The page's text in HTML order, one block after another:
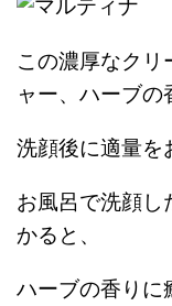
この濃厚なク
ャー、ハーブ
洗顔後に適量を
お風呂で洗顔
かると、
ハーブの香りに